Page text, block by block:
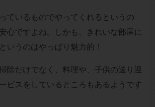
ているものでやってくれるというの
心ですよね。しかも、きれいな部屋に
いうのはやっぱり魅力的！
除だけでなく、料理や、子供の送り迎
ビスをしているところもあるようです